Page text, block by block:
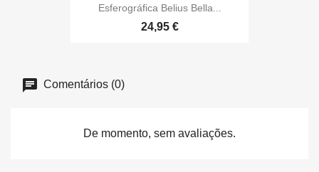
Esferográfica Belius Bella...
24,95 €
Comentários (0)
De momento, sem avaliações.